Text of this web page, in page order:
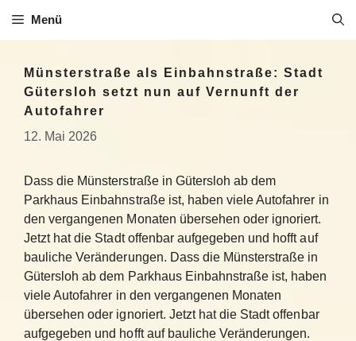
Inhalt
Menü
Münsterstraße als Einbahnstraße: Stadt
Gütersloh setzt nun auf Vernunft der
Autofahrer
12. Mai 2026
Dass die Münsterstraße in Gütersloh ab dem
Parkhaus Einbahnstraße ist, haben viele Autofahrer in
den vergangenen Monaten übersehen oder ignoriert.
Jetzt hat die Stadt offenbar aufgegeben und hofft auf
bauliche Veränderungen. Dass die Münsterstraße in
Gütersloh ab dem Parkhaus Einbahnstraße ist, haben
viele Autofahrer in den vergangenen Monaten
übersehen oder ignoriert. Jetzt hat die Stadt offenbar
aufgegeben und hofft auf bauliche Veränderungen.